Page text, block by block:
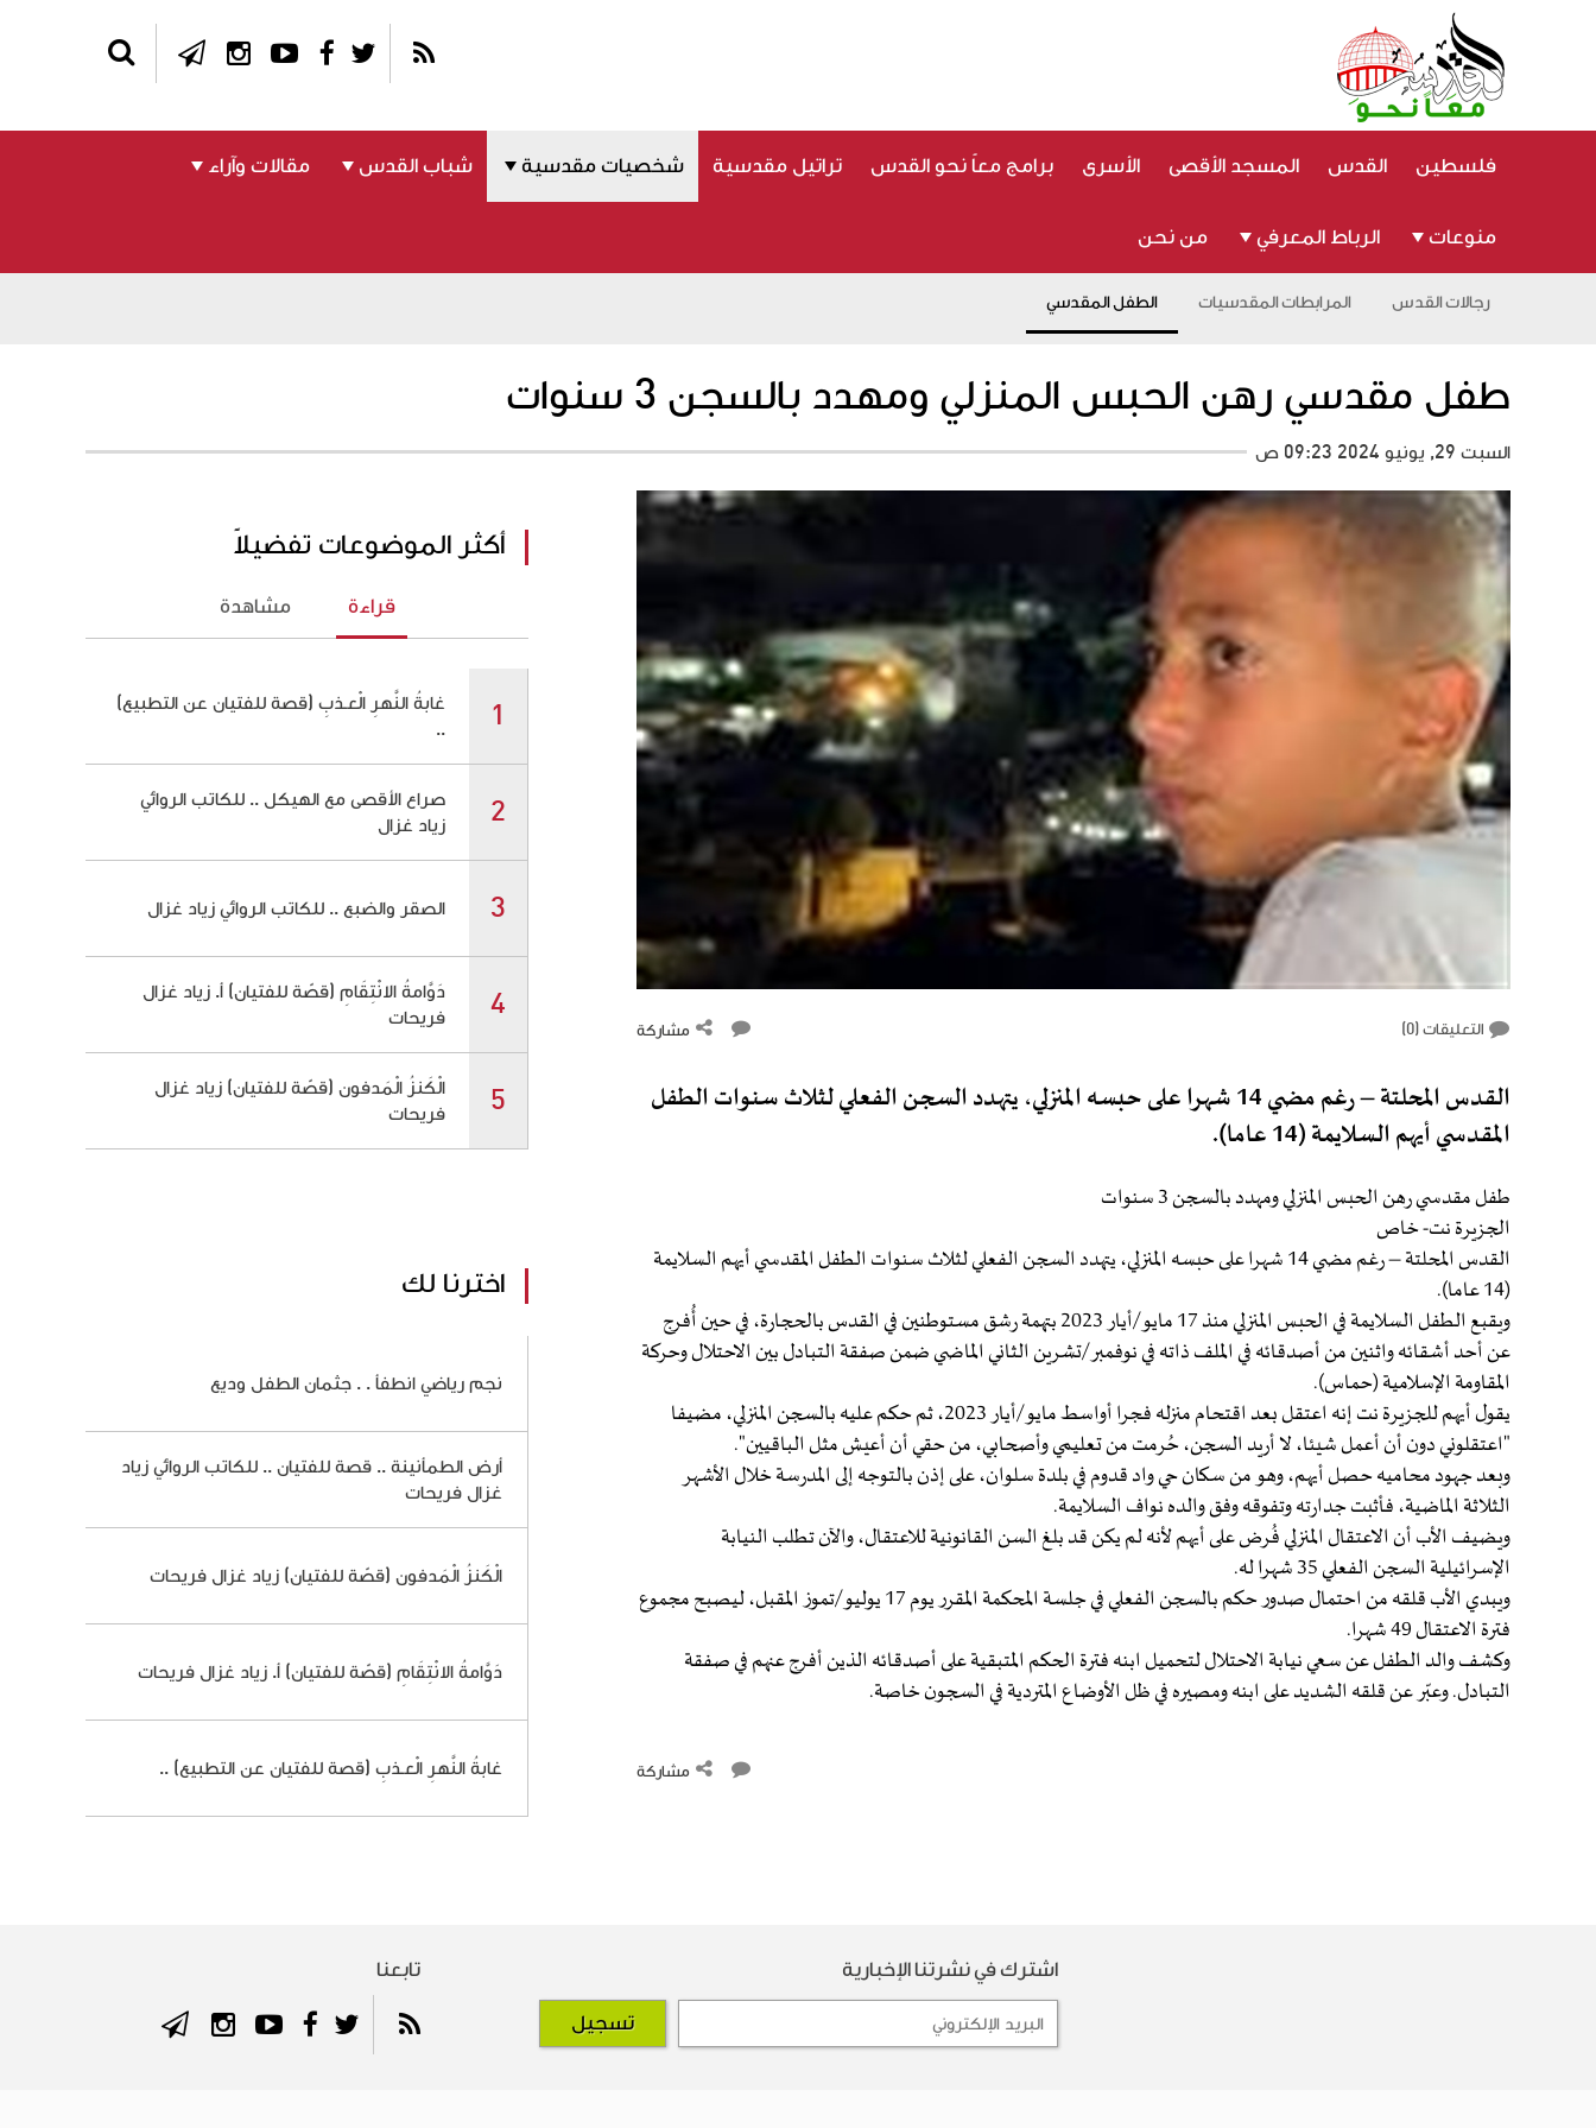
فلسطين القدس المسجد الأقصى الأسرى برامج معاً نحو القدس تراتيل مقدسية شخصيات مقدسية شباب القدس مقالات وآراء
منوعات الرباط المعرفي من نحن
رجالات القدس المرابطات المقدسيات الطفل المقدسي
طفل مقدسي رهن الحبس المنزلي ومهدد بالسجن 3 سنوات
السبت 29, يونيو 2024 09:23 ص
التعليقات (0
)‎ مشاركة
القدس المحلتة – رغم مضي 14 شهرا على حبسه المنزلي، يتهدد السجن الفعلي لثلاث سنوات الطفل
المقدسي أيهم السلايمة (14 عاما).
طفل مقدسي رهن الحبس المنزلي ومهدد بالسجن 3 سنوات
الجزيرة نت- خاص
القدس المحلتة – رغم مضي 14 شهرا على حبسه المنزلي، يتهدد السجن الفعلي لثلاث سنوات الطفل المقدسي أيهم السلايمة
(14 عاما).
ويقبع الطفل السلايمة في الحبس المنزلي منذ 17 مايو/أيار 2023 بتهمة رشق مستوطنين في القدس بالحجارة، في حين أُفرج
عن أحد أشقائه واثنين من أصدقائه في الملف ذاته في نوفمبر/تشرين الثاني الماضي ضمن صفقة التبادل بين الاحتلال وحركة
المقاومة الإسلامية (حماس).
يقول أيهم للجزيرة نت إنه اعتقل بعد اقتحام منزله فجرا أواسط مايو/أيار 2023، ثم حكم عليه بالسجن المنزلي، مضيفا
"اعتقلوني دون أن أعمل شيئا، لا أريد السجن، حُرمت من تعليمي وأصحابي، من حقي أن أعيش مثل الباقيين".
وبعد جهود محاميه حصل أيهم، وهو من سكان حي واد قدوم في بلدة سلوان، على إذن بالتوجه إلى المدرسة خلال الأشهر
الثلاثة الماضية، فأثبت جدارته وتفوقه وفق والده نواف السلايمة.
ويضيف الأب أن الاعتقال المنزلي فُرض على أيهم لأنه لم يكن قد بلغ السن القانونية للاعتقال، والآن تطلب النيابة
الإسرائيلية السجن الفعلي 35 شهرا له.
ويبدي الأب قلقه من احتمال صدور حكم بالسجن الفعلي في جلسة المحكمة المقرر يوم 17 يوليو/تموز المقبل، ليصبح مجموع
فترة الاعتقال 49 شهرا.
وكشف والد الطفل عن سعي نيابة الاحتلال لتحميل ابنه فترة الحكم المتبقية على أصدقائه الذين أفرج عنهم في صفقة
التبادل. وعبّر عن قلقه الشديد على ابنه ومصيره في ظل الأوضاع المتردية في السجون خاصة.
مشاركة
أكثر الموضوعات تفضيلاً
قراءة مشاهدة
غابةُ النَّهرِ الْعـذبِ (قصة للفتيان عن التطبيع)
..
صراع الأقصى مع الهيكل .. للكاتب الروائي
زياد غزال
الصقر والضبع .. للكاتب الروائي زياد غزال
دَوَّامةُ الانْتِقَامِ (قصّة للفتيان) أ. زياد غزال
فريحات
الْكَنزُ الْمَدفون (قصّة للفتيان) زياد غزال
فريحات
اخترنا لك
نجم رياضي انطفأ . . جثمان الطفل وديع
أرض الطمأنينة .. قصة للفتيان .. للكاتب الروائي زياد
غزال فريحات
الْكَنزُ الْمَدفون (قصّة للفتيان) زياد غزال فريحات
دَوَّامةُ الانْتِقَامِ (قصّة للفتيان) أ. زياد غزال فريحات
غابةُ النَّهرِ الْعـذبِ (قصة للفتيان عن التطبيع) ..
تابعنا اشترك في نشرتنا الإخبارية